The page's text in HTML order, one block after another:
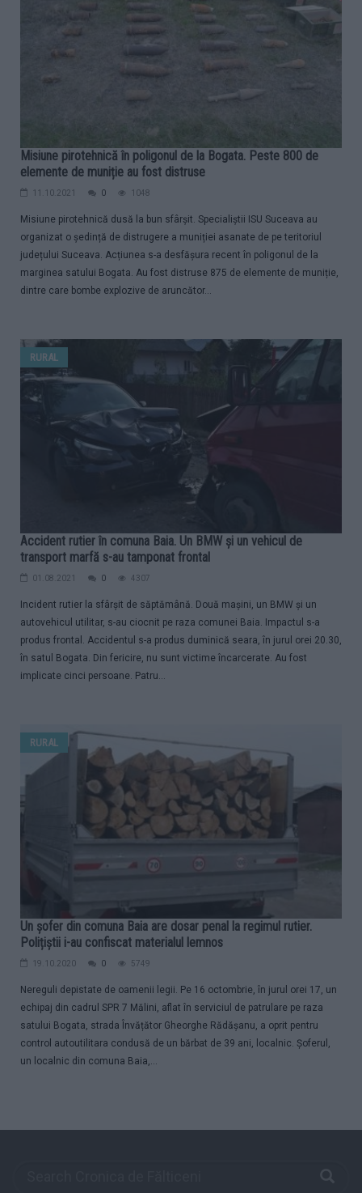
Misiune pirotehnică în poligonul de la Bogata. Peste 800 de
elemente de muniție au fost distruse
11.10.2021 0 1048
Misiune pirotehnică dusă la bun sfârșit. Specialiștii ISU Suceava au
organizat o ședință de distrugere a muniției asanate de pe teritoriul
județului Suceava. Acțiunea s-a desfășura recent în poligonul de la
marginea satului Bogata. Au fost distruse 875 de elemente de muniție,
dintre care bombe explozive de aruncător...
RURAL
Accident rutier în comuna Baia. Un BMW și un vehicul de
transport marfă s-au tamponat frontal
01.08.2021 0 4307
Incident rutier la sfârșit de săptămână. Două mașini, un BMW și un
autovehicul utilitar, s-au ciocnit pe raza comunei Baia. Impactul s-a
produs frontal. Accidentul s-a produs duminică seara, în jurul orei 20.30,
în satul Bogata. Din fericire, nu sunt victime încarcerate. Au fost
implicate cinci persoane. Patru...
RURAL
Un șofer din comuna Baia are dosar penal la regimul rutier.
Polițiștii i-au confiscat materialul lemnos
19.10.2020 0 5749
Nereguli depistate de oamenii legii. Pe 16 octombrie, în jurul orei 17, un
echipaj din cadrul SPR 7 Mălini, aflat în serviciul de patrulare pe raza
satului Bogata, strada Învățător Gheorghe Rădășanu, a oprit pentru
control autoutilitara condusă de un bărbat de 39 ani, localnic. Șoferul,
un localnic din comuna Baia,...